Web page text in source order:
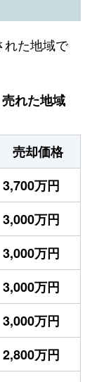
れた地域で
れた地域
売却価格
3,700万円
3,000万円
3,000万円
3,000万円
3,000万円
2,800万円